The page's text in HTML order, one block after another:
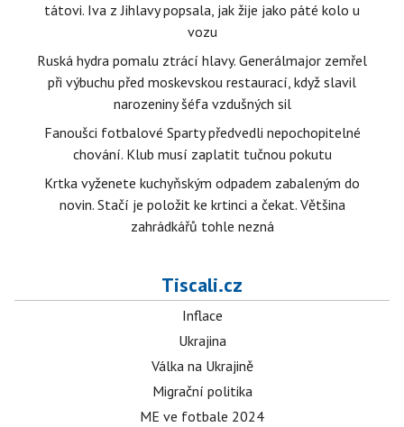
tátovi. Iva z Jihlavy popsala, jak žije jako páté kolo u
vozu
Ruská hydra pomalu ztrácí hlavy. Generálmajor zemřel
při výbuchu před moskevskou restaurací, když slavil
narozeniny šéfa vzdušných sil
Fanoušci fotbalové Sparty předvedli nepochopitelné
chování. Klub musí zaplatit tučnou pokutu
Krtka vyženete kuchyňským odpadem zabaleným do
novin. Stačí je položit ke krtinci a čekat. Většina
zahrádkářů tohle nezná
Tiscali.cz
Inflace
Ukrajina
Válka na Ukrajině
Migrační politika
ME ve fotbale 2024